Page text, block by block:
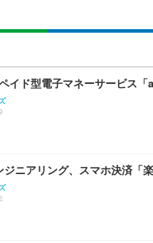
イド型電子マネーサービス
ジニアリング、スマホ決済「